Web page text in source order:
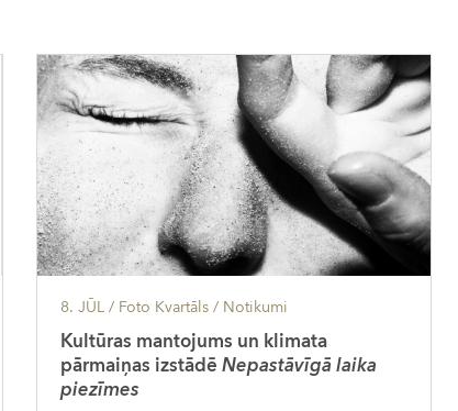
8. JŪL/ Foto Kvartāls / Notikumi
Kultūras mantojums un klimata
pārmaiņas izstādē Nepastāvīgā laika
piezīmes